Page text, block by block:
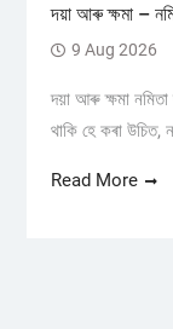
দয়া আৰু ক্ষমা –
9 Aug 2026
দয়া আৰু ক্ষমা
থাকি হে কৰা উচিত,
Read More